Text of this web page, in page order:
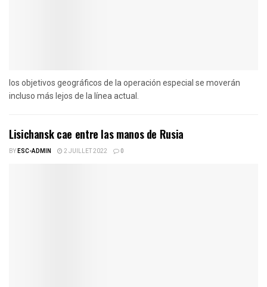
los objetivos geográficos de la operación especial se moverán
incluso más lejos de la línea actual.
Lisichansk cae entre las manos de Rusia
BYESC-ADMIN 2 JUILLET 2022 0